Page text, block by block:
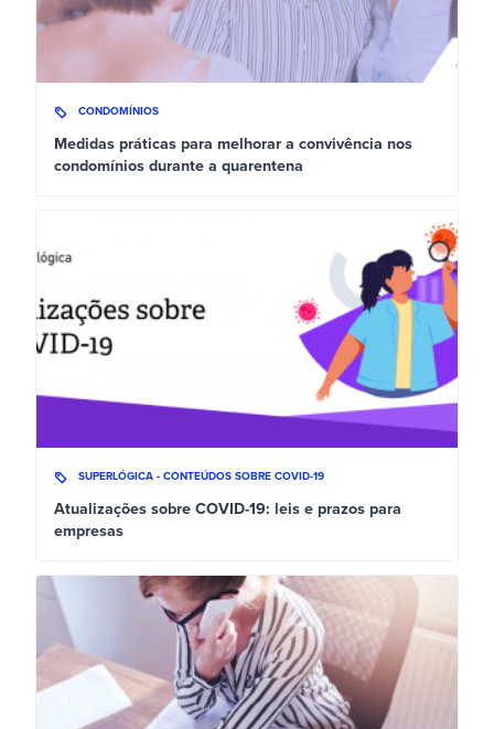
CONDOMÍNIOS
Medidas práticas para melhorar a convivência nos
condomínios durante a quarentena
SUPERLÓGICA - CONTEÚDOS SOBRE COVID-19
Atualizações sobre COVID-19: leis e prazos para
empresas